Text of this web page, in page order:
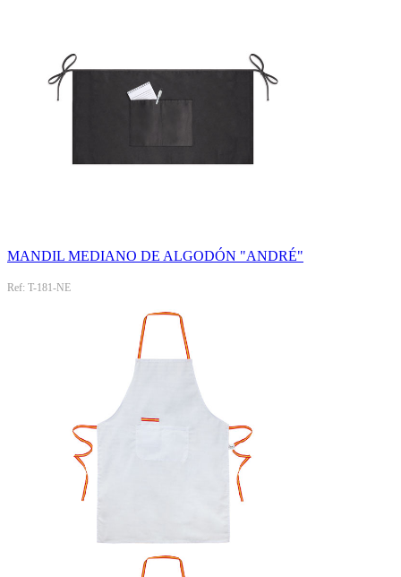
MANDIL MEDIANO DE ALGODÓN "ANDRÉ"
Ref: T-181-NE